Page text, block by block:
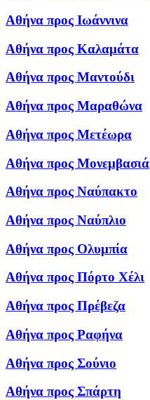
Αθήνα προς Ιωάννινα
Αθήνα προς Καλαμάτα
Αθήνα προς Μαντούδι
Αθήνα προς Μαραθώνα
Αθήνα προς Μετέωρα
Αθήνα προς Μονεμβασιά
Αθήνα προς Ναύπακτο
Αθήνα προς Ναύπλιο
Αθήνα προς Ολυμπία
Αθήνα προς Πόρτο Χέλι
Αθήνα προς Πρέβεζα
Αθήνα προς Ραφήνα
Αθήνα προς Σούνιο
Αθήνα προς Σπάρτη